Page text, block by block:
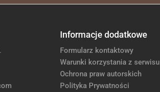
Informacje dodatkowe
Formularz kontaktowy
Warunki korzystania z serwisu
Ochrona praw autorskich
Polityka Prywatności